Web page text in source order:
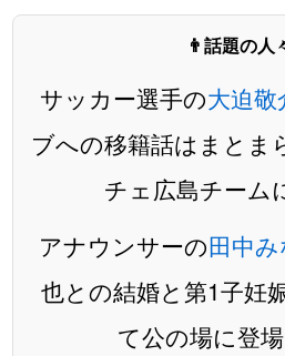
👨話題の人
サッカー選手の大迫敬
ブへの移籍話はまとま
チェ広島チーム
アナウンサーの田中
也との結婚と第1子妊
て公の場に登